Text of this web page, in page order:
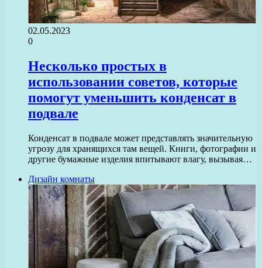
02.05.2023
0
Несколько простых в
использовании советов, которые
помогут уменьшить конденсат в
подвале
Конденсат в подвале может представлять значительную
угрозу для хранящихся там вещей. Книги, фотографии и
другие бумажные изделия впитывают влагу, вызывая…
Дизайн комнаты